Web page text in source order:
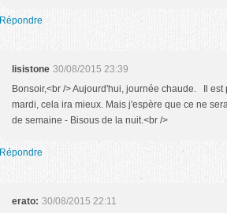
Répondre
lisistone 30/08/2015 23:39
Bonsoir,<br /> Aujourd'hui, journée chaude. Il
mardi, cela ira mieux. Mais j'espère que ce ne
de semaine - Bisous de la nuit.<br />
Répondre
erato: 30/08/2015 22:11